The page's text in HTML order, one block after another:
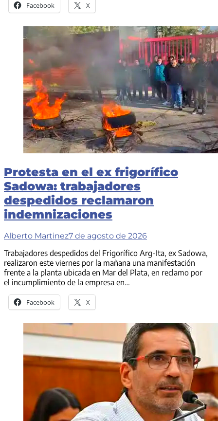
Facebook X
Protesta en el ex frigorífico
Sadowa: trabajadores
despedidos reclamaron
indemnizaciones
Alberto Martinez7 de agosto de 2026
Trabajadores despedidos del Frigorífico Arg-Ita, ex Sadowa,
realizaron este viernes por la mañana una manifestación
frente a la planta ubicada en Mar del Plata, en reclamo por
el incumplimiento de la empresa en…
Facebook X